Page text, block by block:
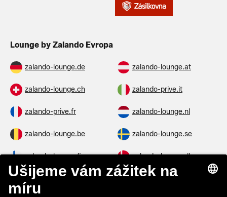
Lounge by Zalando Evropa
zalando-lounge.de zalando-lounge.at
zalando-lounge.ch zalando-prive.it
zalando-prive.fr zalando-lounge.nl
zalando-lounge.be zalando-lounge.se
zalando-lounge.fi zalando-lounge.dk
zalando-lounge.co.uk zalando-lounge.pl